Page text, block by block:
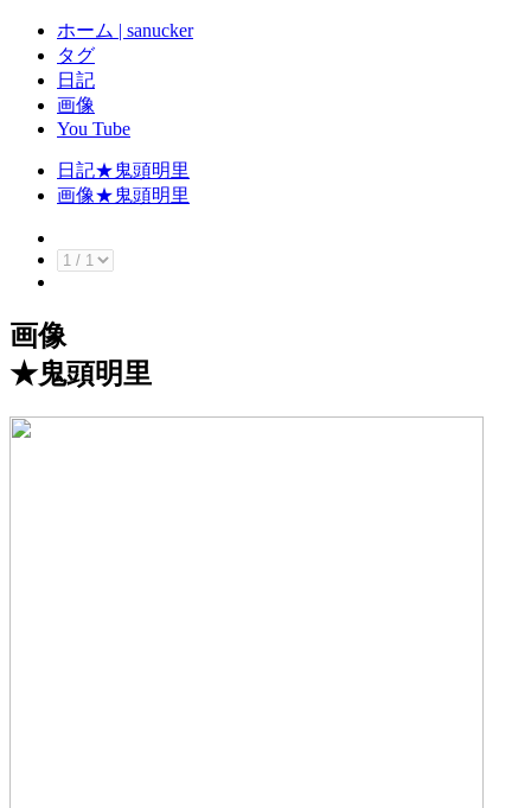
ホーム | sanucker
タグ
日記
画像
You Tube
日記★鬼頭明里
画像★鬼頭明里
画像
★鬼頭明里